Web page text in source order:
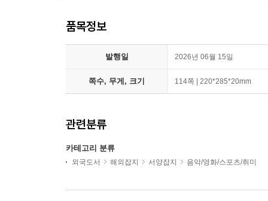
품목정보
발행일 2026년 06월 15일
쪽수, 무게, 크기 114쪽 | 220*285*20mm
관련분류
카테고리 분류
외국도서 해외잡지 서양잡지 음악/영화/스포츠/취미